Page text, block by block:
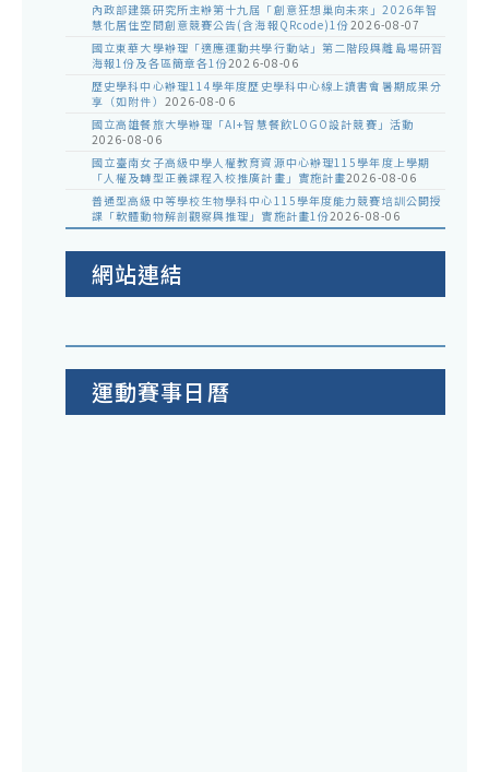
內政部建築研究所主辦第十九屆「創意狂想巢向未來」2026年智
慧化居住空間創意競賽公告(含海報QRcode)1份2026-08-07
國立東華大學辦理「適應運動共學行動站」第二階段與離島場研習
海報1份及各區簡章各1份2026-08-06
歷史學科中心辦理114學年度歷史學科中心線上讀書會暑期成果分
享（如附件） 2026-08-06
國立高雄餐旅大學辦理「AI+智慧餐飲LOGO設計競賽」活動
2026-08-06
國立臺南女子高級中學人權教育資源中心辦理115學年度上學期
「人權及轉型正義課程入校推廣計畫」實施計畫2026-08-06
普通型高級中等學校生物學科中心115學年度能力競賽培訓公開授
課「軟體動物解剖觀察與推理」實施計畫1份2026-08-06
網站連結
運動賽事日曆